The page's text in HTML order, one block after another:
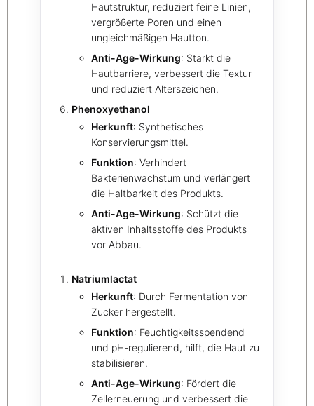
Hautstruktur, reduziert feine Linien,
vergrößerte Poren und einen
ungleichmäßigen Hautton.
Anti-Age-Wirkung: Stärkt die
Hautbarriere, verbessert die Textur
und reduziert Alterszeichen.
Phenoxyethanol
Herkunft: Synthetisches
Konservierungsmittel.
Funktion: Verhindert
Bakterienwachstum und verlängert
die Haltbarkeit des Produkts.
Anti-Age-Wirkung: Schützt die
aktiven Inhaltsstoffe des Produkts
vor Abbau.
Natriumlactat
Herkunft: Durch Fermentation von
Zucker hergestellt.
Funktion: Feuchtigkeitsspendend
und pH-regulierend, hilft, die Haut zu
stabilisieren.
Anti-Age-Wirkung: Fördert die
Zellerneuerung und verbessert die